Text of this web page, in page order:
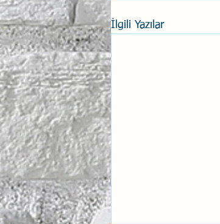
İlgili Yazılar